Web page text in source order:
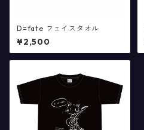
D=fate フェイスタオル
¥2,500